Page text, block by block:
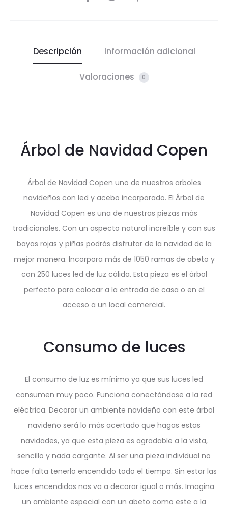
Descripción Información adicional
Valoraciones 0
Árbol de Navidad Copen
Árbol de Navidad Copen uno de nuestros arboles
navideños con led y acebo incorporado. El Árbol de
Navidad Copen es una de nuestras piezas más
tradicionales. Con un aspecto natural increíble y con sus
bayas rojas y piñas podrás disfrutar de la navidad de la
mejor manera. Incorpora más de 1050 ramas de abeto y
con 250 luces led de luz cálida. Esta pieza es el árbol
perfecto para colocar a la entrada de casa o en el
acceso a un local comercial.
Consumo de luces
El consumo de luz es mínimo ya que sus luces led
consumen muy poco. Funciona conectándose a la red
eléctrica. Decorar un ambiente navideño con este árbol
navideño será lo más acertado que hagas estas
navidades, ya que esta pieza es agradable a la vista,
sencillo y nada cargante. Al ser una pieza individual no
hace falta tenerlo encendido todo el tiempo. Sin estar las
luces encendidas nos va a decorar igual o más. Imagina
un ambiente especial con un abeto como este a la